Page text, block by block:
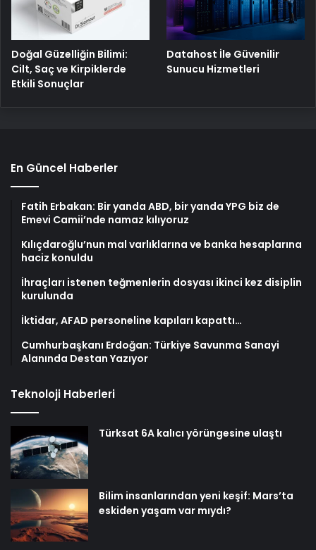
Doğal Güzelliğin Bilimi:
Cilt, Saç ve Kirpiklerde
Etkili Sonuçlar
Datahost İle Güvenilir
Sunucu Hizmetleri
En Güncel Haberler
Fatih Erbakan: Bir yanda ABD, bir yanda YPG biz de
Emevi Camii’nde namaz kılıyoruz
Kılıçdaroğlu’nun mal varlıklarına ve banka hesaplarına
haciz konuldu
İhraçları istenen teğmenlerin dosyası ikinci kez disiplin
kurulunda
İktidar, AFAD personeline kapıları kapattı…
Cumhurbaşkanı Erdoğan: Türkiye Savunma Sanayi
Alanında Destan Yazıyor
Teknoloji Haberleri
Türksat 6A kalıcı yörüngesine ulaştı
Bilim insanlarından yeni keşif: Mars’ta
eskiden yaşam var mıydı?